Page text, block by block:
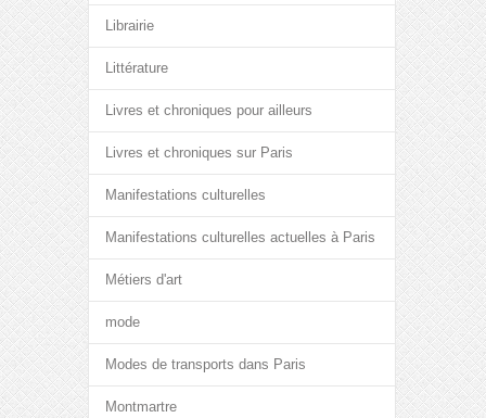
Librairie
Littérature
Livres et chroniques pour ailleurs
Livres et chroniques sur Paris
Manifestations culturelles
Manifestations culturelles actuelles à Paris
Métiers d'art
mode
Modes de transports dans Paris
Montmartre